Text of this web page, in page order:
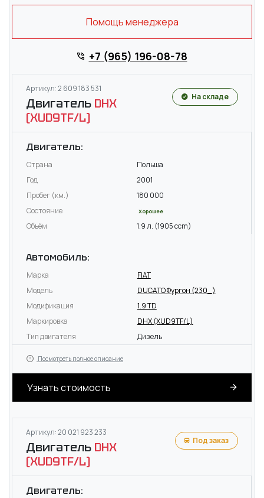
Помощь менеджера
+7 (965) 196-08-78
Артикул: 2 609 183 531
Двигатель DHX
(XUD9TF/L)
На складе
Двигатель:
Страна
Польша
Год
2001
Пробег (км.)
180 000
Состояние
Хорошее
Объём 1.9 л. (1905 ccm)
Автомобиль:
Марка
FIAT
Модель
DUCATO Фургон (230_)
Модификация
1.9 TD
Маркировка
DHX (XUD9TF/L)
Тип двигателя
Дизель
Посмотреть полное описание
Узнать стоимость
Артикул: 20 021 923 233
Двигатель DHX
(XUD9TF/L)
Под заказ
Двигатель: